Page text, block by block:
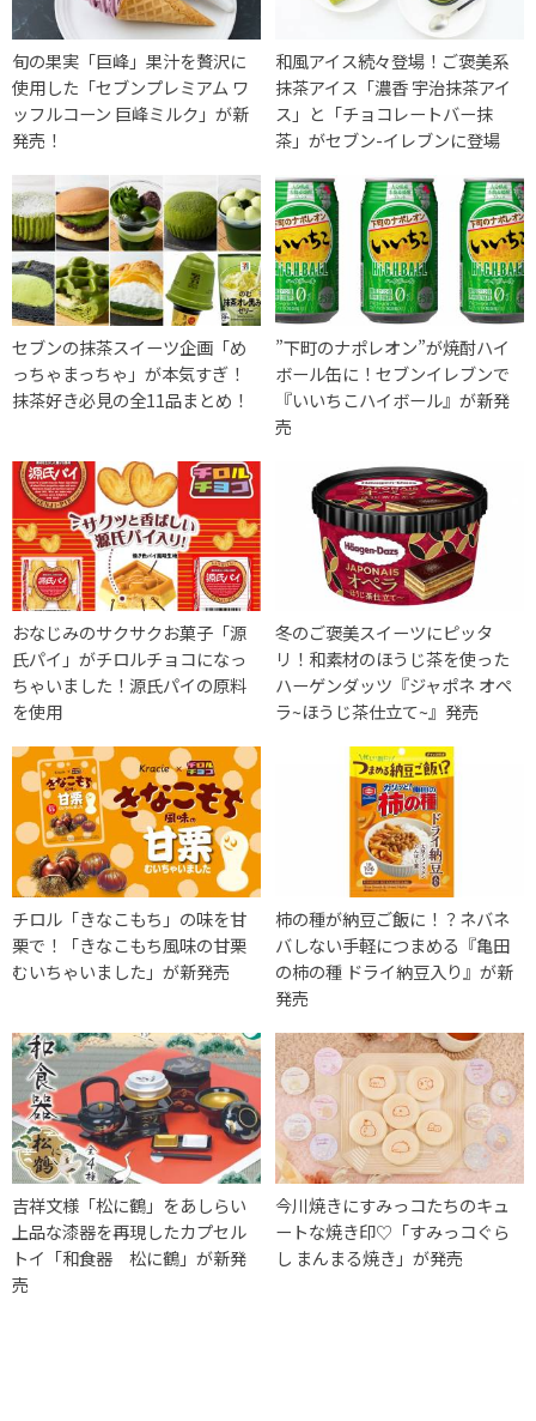
旬の果実「巨峰」果汁を贅沢に
使用した「セブンプレミアム ワ
ッフルコーン 巨峰ミルク」が新
発売！
和風アイス続々登場！ご褒美系
抹茶アイス「濃香 宇治抹茶アイ
ス」と「チョコレートバー抹
茶」がセブン-イレブンに登場
セブンの抹茶スイーツ企画「め
っちゃまっちゃ」が本気すぎ！
抹茶好き必見の全11品まとめ！
”下町のナポレオン”が焼酎ハイ
ボール缶に！セブンイレブンで
『いいちこハイボール』が新発
売
おなじみのサクサクお菓子「源
氏パイ」がチロルチョコになっ
ちゃいました！源氏パイの原料
を使用
冬のご褒美スイーツにピッタ
リ！和素材のほうじ茶を使った
ハーゲンダッツ『ジャポネ オペ
ラ~ほうじ茶仕立て~』発売
チロル「きなこもち」の味を甘
栗で！「きなこもち風味の甘栗
むいちゃいました」が新発売
柿の種が納豆ご飯に！？ネバネ
バしない手軽につまめる『亀田
の柿の種 ドライ納豆入り』が新
発売
吉祥文様「松に鶴」をあしらい
上品な漆器を再現したカプセル
トイ「和食器 松に鶴」が新発
売
今川焼きにすみっコたちのキュ
ートな焼き印♡「すみっコぐら
し まんまる焼き」が発売